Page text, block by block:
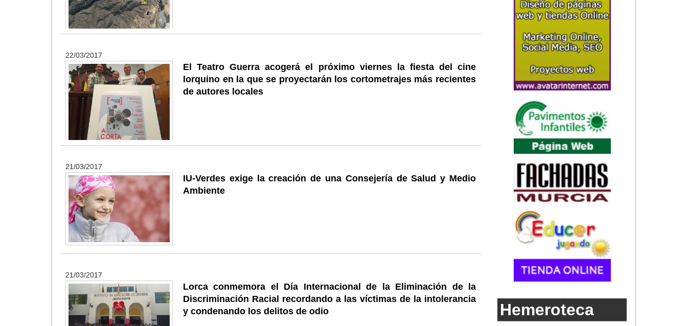
22/03/2017
El Teatro Guerra acogerá el próximo viernes la fiesta del cine
lorquino en la que se proyectarán los cortometrajes más recientes
de autores locales
21/03/2017
IU-Verdes exige la creación de una Consejería de Salud y Medio
Ambiente
21/03/2017
Lorca conmemora el Día Internacional de la Eliminación de la
Discriminación Racial recordando a las víctimas de la intolerancia
y condenando los delitos de odio
Hemeroteca